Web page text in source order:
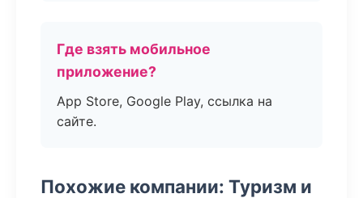
Где взять мобильное
приложение?
App Store, Google Play, ссылка на
сайте.
Похожие компании: Туризм и